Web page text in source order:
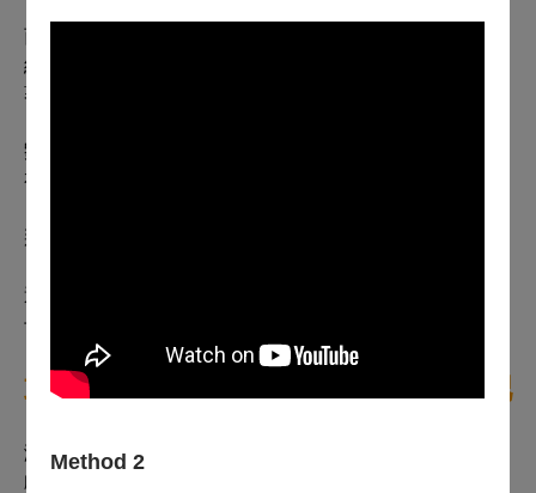
Method 2
而我卻不得不發現，原來已經有那麼久了呀？久到連這麼
經典的人物名也都模糊成這樣了？當年我可是日日夜夜抱
著劇本瘋狂想要參透出個什麼所以然啊。
劉子驥。當年的我把他當作是角色生命裡的一個遺憾，沒
有想到下了舞台，他竟然成為我生命裡的遺憾了。
那是沒有把戲搞懂就上去演出的遺憾。
這麼多年了，我常常在想，如果現在的我，再去演陌生女
子，再去尋找劉子驥，又會是什麼樣子的呢？
或許就是什麼都不知道才是最精采的吧
演完《暗戀桃花源》的許多年後，我在北京演出另外一個
戲，謝完幕，拆了麥，準備收拾東西回飯店的時候，被告